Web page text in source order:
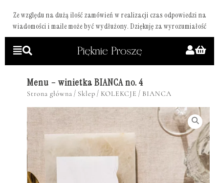
Ze względu na dużą ilość zamówień w realizacji czas odpowiedzi na
wiadomości i maile może być wydłużony. Dziękuję za wyrozumiałość
Menu – winietka BIANCA no. 4
Strona główna / Sklep / KOLEKCJE / BIANCA